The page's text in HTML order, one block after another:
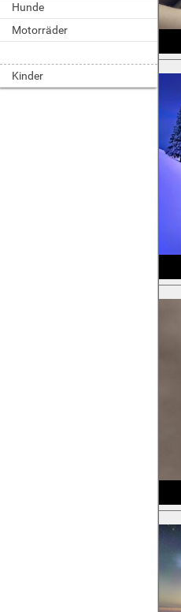
Hunde
Motorräder
Kinder